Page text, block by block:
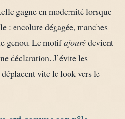
gagne en modernité lorsque
: encolure dégagée, manches
genou. Le motifajourédevient
déclaration. J’évite les
vite le look vers le